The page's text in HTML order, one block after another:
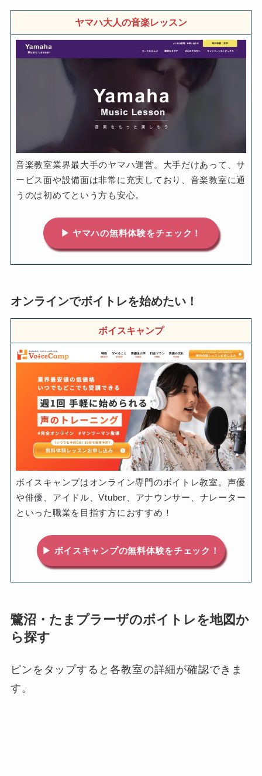
ヤマハ大人の音楽レッスン
音楽教室業界最大手のヤマハ運営。大手だけあって、サ
ービス面や設備面は非常に充実しており、音楽教室に通
うのは初めてという方も安心。
▶ ヤマハの無料体験をチェック！
オンラインでボイトレを始めたい！
ボイスキャンプ
ボイスキャンプはオンライン専門のボイトレ教室。声優
や俳優、アイドル、Vtuber、アナウンサー、ナレーター
といった職業を目指す方におすすめ！
▶ ボイスキャンプの無料体験をチェック！
鷺沼・たまプラーザのボイトレを地図か
ら探す
ピンをタップすると各教室の詳細が確認できま
す。